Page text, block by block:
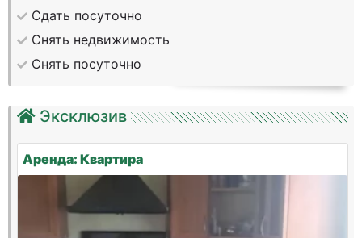
Сдать посуточно
Снять недвижимость
Снять посуточно
Эксклюзив
Аренда: Квартира